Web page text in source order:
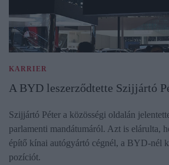
KARRIER
A BYD leszerződtette Szijjártó
Szijjártó Péter a közösségi oldalán
parlamenti mandátumáról. Azt is elárulta,
építő kínai autógyártó cégnél, a BYD-nél
pozíciót.